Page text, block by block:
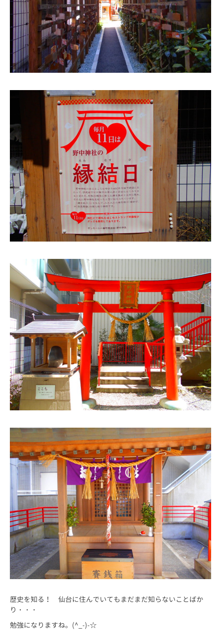
歴史を知る！ 仙台に住んでいてもまだまだ知らないことばか
り・・・
勉強になりますね。(^_-)-☆